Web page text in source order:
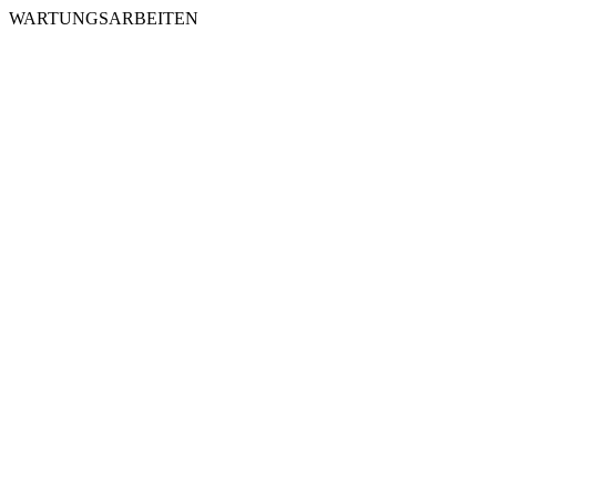
WARTUNGSARBEITEN